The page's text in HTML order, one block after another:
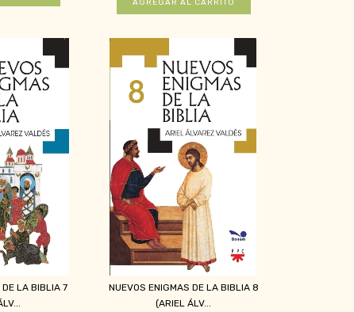
DE LA BIBLIA 7
NUEVOS ENIGMAS DE LA BIBLIA 8
(ARIEL ÁLV...